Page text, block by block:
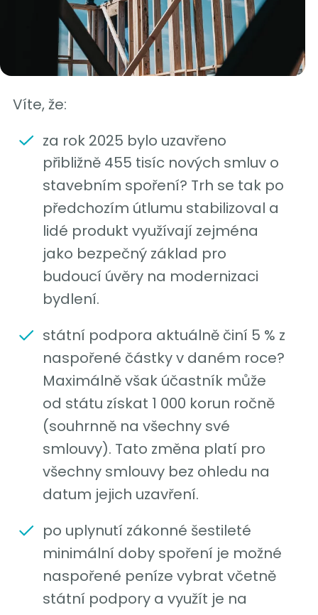
Víte, že:
za rok 2025 bylo uzavřeno
přibližně 455 tisíc nových smluv o
stavebním spoření? Trh se tak po
předchozím útlumu stabilizoval a
lidé produkt využívají zejména
jako bezpečný základ pro
budoucí úvěry na modernizaci
bydlení.
státní podpora aktuálně činí 5 % z
naspořené částky v daném roce?
Maximálně však účastník může
od státu získat 1 000 korun ročně
(souhrnně na všechny své
smlouvy). Tato změna platí pro
všechny smlouvy bez ohledu na
datum jejich uzavření.
po uplynutí zákonné šestileté
minimální doby spoření je možné
naspořené peníze vybrat včetně
státní podpory a využít je na